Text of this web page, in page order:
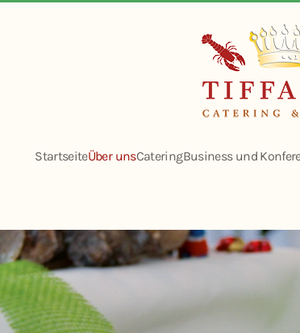
StartseiteÜber unsCateringBusiness und